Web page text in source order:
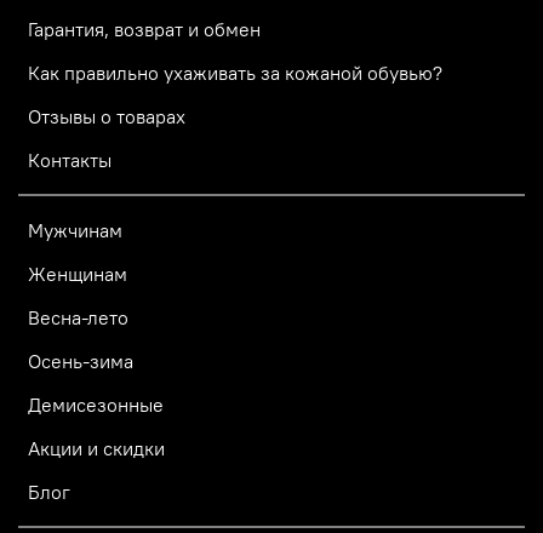
Гарантия, возврат и обмен
Как правильно ухаживать за кожаной обувью?
Отзывы о товарах
Контакты
Мужчинам
Женщинам
Весна-лето
Осень-зима
Демисезонные
Акции и скидки
Блог